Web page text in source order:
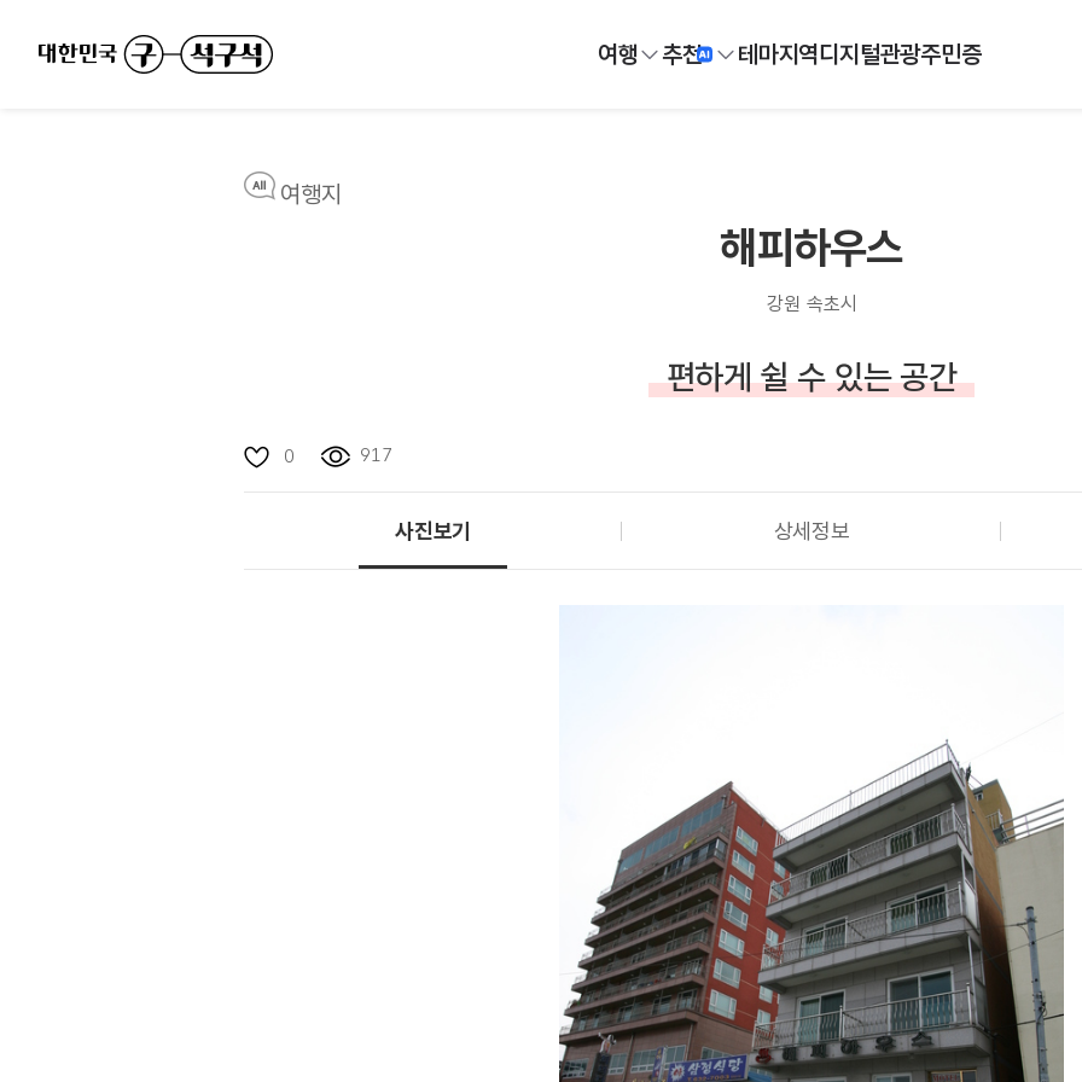
여행 추천 테마지역디지털관광주민증
여행지
해피하우스
강원 속초시
편하게 쉴 수 있는 공간
0 917
사진보기 상세정보